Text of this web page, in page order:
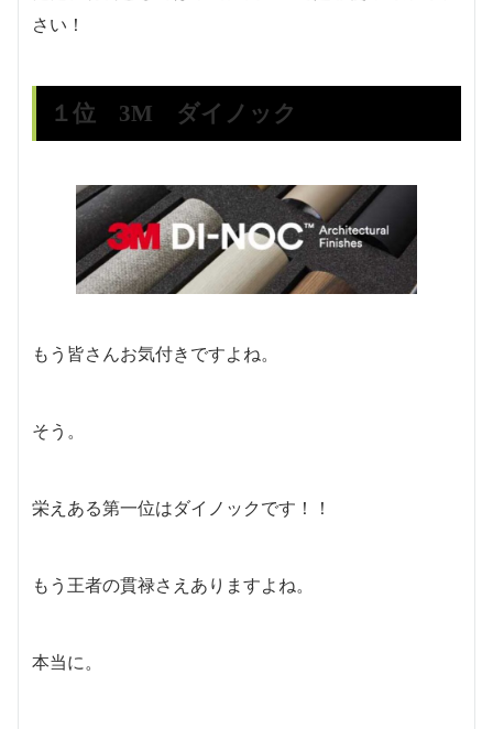
さい！
１位 3M ダイノック
もう皆さんお気付きですよね。
そう。
栄えある第一位はダイノックです！！
もう王者の貫禄さえありますよね。
本当に。